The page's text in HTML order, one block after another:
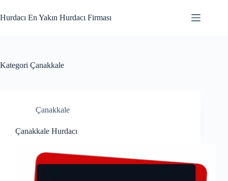
to
content
Hurdacı En Yakın Hurdacı Firması
Kategori Çanakkale
Çanakkale
Çanakkale Hurdacı